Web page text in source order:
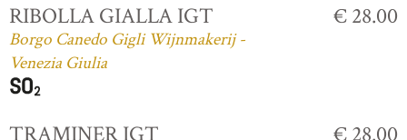
RIBOLLA GIALLA IGT
Borgo Canedo Gigli Wijnmakerij -
Venezia Giulia
€ 28.00